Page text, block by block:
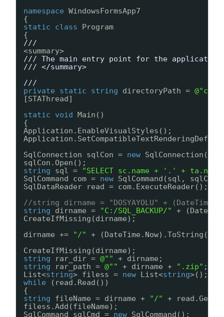
namespace WindowsFormsApp7
{
static
class
Program
{
///
<summary>
/// The main entry point for the
/// </summary>
///
private
static string directoryPath =
[STAThread]
static
void Main()
{
Application.EnableVisualStyles();
SqlConnection sqlCon = new SqlConnection(
sqlCon.Open();
string
sql =
"SELECT sc.name + '.' + ta.name
SqlCommand com = new SqlCommand(sql,
SqlDataReader read = com.ExecuteReader();
//string dirname = "DOSYAYOLU" +
string
dirname = "C:/SQL_BACKUP/"
+
CreateIfMissing(dirname);
dirname +=
"/" + (DateTime.Now).ToString(
CreateIfMissing(dirname);
string
rar_dir = @""
+ dirname;
string
rar_path = @"" + dirname + ".zip" ;
List<string> filess = new List<string>();
while
(read.Read())
{
string
fileName = dirname + "/"
+
filess.Add(fileName);
SqlCommand sqlCmd = new SqlCommand();